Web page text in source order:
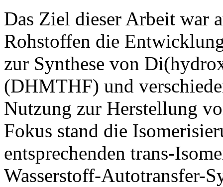
Das Ziel dieser Arbeit war
Rohstoffen die
zur Synthese von
(DHMTHF) und
Nutzung zur Herstellung
Fokus stand die
entsprechenden trans-
Wasserstoff-Autotransfer-